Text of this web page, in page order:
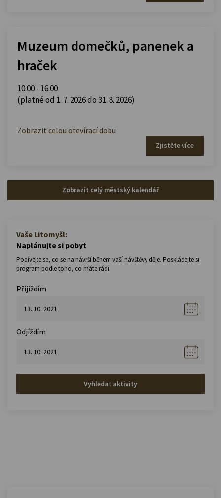
Muzeum domečků, panenek a
hraček
10.00 - 16.00
(platné od 1. 7. 2026 do 31. 8. 2026)
Zobrazit celou otevírací dobu
Zjistěte více
Zobrazit celý městský kalendář
Vaše Litomyšl:
Naplánujte si pobyt
Podívejte se, co se na návrší během vaší návštěvy děje. Poskládejte si
program podle toho, co máte rádi.
Přijíždím
Odjíždím
Vyhledat aktivity